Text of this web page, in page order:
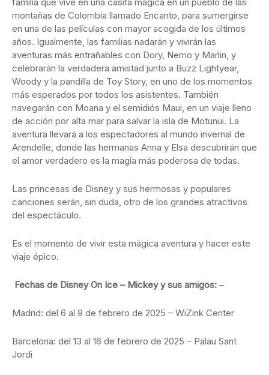
familia que vive en una casita mágica en un pueblo de las
montañas de Colombia llamado Encanto, para sumergirse
en una de las películas con mayor acogida de los últimos
años. Igualmente, las familias nadarán y vivirán las
aventuras más entrañables con Dory, Nemo y Marlin, y
celebrarán la verdadera amistad junto a Buzz Lightyear,
Woody y la pandilla de Toy Story, en uno de los momentos
más esperados por todos los asistentes. También
navegarán con Moana y el semidiós Maui, en un viaje lleno
de acción por alta mar para salvar la isla de Motunui. La
aventura llevará a los espectadores al mundo invernal de
Arendelle, donde las hermanas Anna y Elsa descubrirán que
el amor verdadero es la magia más poderosa de todas.
Las princesas de Disney y sus hermosas y populares
canciones serán, sin duda, otro de los grandes atractivos
del espectáculo.
Es el momento de vivir esta mágica aventura y hacer este
viaje épico.
Fechas de Disney On Ice – Mickey y sus amigos: –
Madrid: del 6 al 9 de febrero de 2025 – WiZink Center
Barcelona: del 13 al 16 de febrero de 2025 – Palau Sant
Jordi